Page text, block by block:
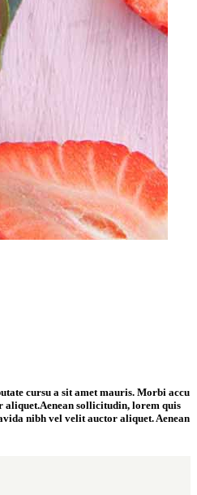
cursu a sit amet mauris. Morbi accu
aliquet.Aenean sollicitudin, lorem quis
nibh vel velit auctor aliquet. Aenean